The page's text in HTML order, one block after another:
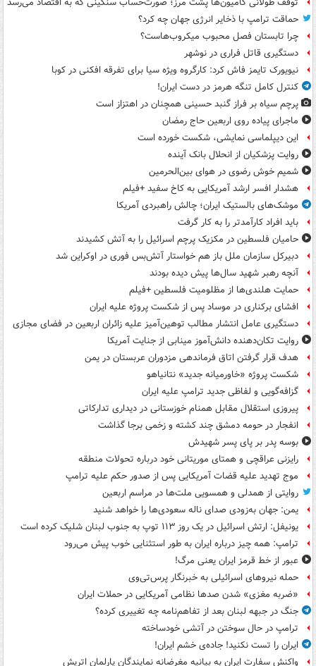
حماقت ترامپ با ذخایر انرژی جهان چه کرد؟
چرا تابستان فصل محبوب میکروب‌هاست؟
دستگیری قاتل فراری در نوشهر
نیویورک تایمز فاش کرد: کارگروه ویژه سیا برای تفرقه افکنی در کوبا
کنترل کامل تنگه هرمز در دست ایران!
پرچم سیاه بر فراز گنبد حسینی همچنان در اهتزاز است
ماجرای پیاده روی اربعین حاج رمضان
این دیپلماسی نمایشی، شکست خورده است
روایت پزشکیان از انحلال بانک آینده
شمیم خوش رضوی در هوای بین‌الحرمین
هشدار افسر ارشد آمریکایی به کاخ سفید +فیلم
موشک‌های بالستیک ایران؛ چالش راهبردی آمریکا
باید افراد کارآمدتر را به کار گرفت
حامیان فلسطین در مکزیک پرچم اسرائیل را به آتش کشیدند
دبیرکل سازمان ملل باز هم خواستار آتش‌بس فوری در اوکراین شد
آنچه رهبر شهید سال‌ها پیش دیده بودند
حمایت هلندی‌ها از مظلومیت فلسطین +فیلم
افشای برکناری در موساد پس از شکست پروژه علیه ایران
دستگیری عامل انتشار مطالب توهین‌آمیز علیه زائران اربعین در فضای مجازی
روایت تکان‌دهنده دانش‌آموز مینابی از جنایت آمریکا
هدف قرار گرفتن اتاق‌ فرماندهی مزدوران عربستان در یمن
شکست پروژه «خاورمیانه جدید» نتانیاهو
گزافه‌گویی و لفاظی جدید ترامپ علیه ایران
پیروزی استقلال مقابل همنام خوزستانی در دیداری تدارکاتی
انفجار در حومه دمشق چند کشته و زخمی برجا گذاشت
بوسه‌ پدر بر پای پسر شهیدش
رایزنی عراقچی و همتای موریتانی خود درباره تحولات منطقه
موج تهدید علیه قضات آمریکایی پس از صدور حکم علیه ترامپ
روایتی از همدلی و همسویی ملت‌ها در مراسم اربعین
یمن: جهان به‌زودی صدای ناله سعودی‌ها را خواهد شنید
یونیفل: ارتش اسرائیل در یک روز ۱۱۳ توپ به جنوب لبنان شلیک کرده است
ترامپ: همه چیز درباره ایران به طور استثنایی خوب پیش می‌رود
عبور از خط قرمز ایران یعنی مرگ!
حمله نیروهای اسرائیلی به خبرنگار پرس‌تی‌وی
«ضربه مغزی» شدن صدها نظامی آمریکایی در حملات ایران
جنگ در جبهه لبنان بعد از تفاهم‌نامه چه تغییری کرده؟
ترامپ در حال سوختن در آتشی خودساخته
ایران را تست نکنید! جاده‌ی خشم ایران!
واکنش سفارت ایران به بیانیه مغرضانه نمایندگان پارلمان اتریش